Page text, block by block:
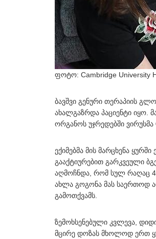
ფოტო: Cambridge University
ბავშვი გენური თერაპიის
ახალგაზრდა პაციენტი იყო.
ორგანოს უჯრედებში ვირუსმა
ექიმებმა მის მარცხენა ყურში
გააქტიურებით გარკვეული
აღმოჩნდა, რომ სულ რაღაც 4
ახლა გოგონა მას საერთოდ
გამოთქვამს.
ზემოხსენებული კვლევა,
მცირე დოზას მხოლოდ ერთ